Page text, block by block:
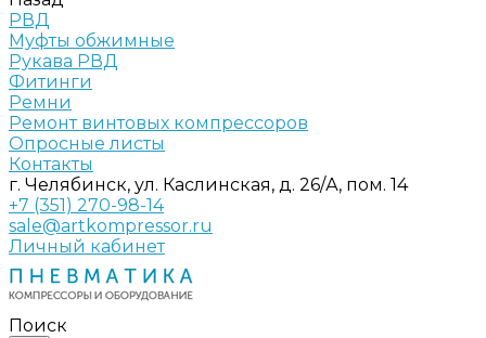
РВД
Муфты обжимные
Рукава РВД
Фитинги
Ремни
Ремонт винтовых компрессоров
Опросные листы
Контакты
г. Челябинск, ул. Каслинская, д. 26/А, пом. 14
+7 (351) 270-98-14
sale@artkompressor.ru
Личный кабинет
Поиск